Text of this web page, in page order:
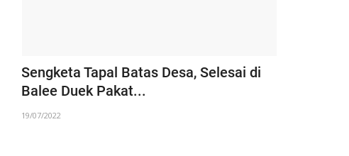
Sengketa Tapal Batas Desa, Selesai di
Balee Duek Pakat...
19/07/2022